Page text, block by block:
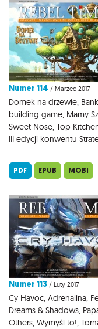
Numer 114 / Marzec 2017
Domek na drzewie,
building game, Mamy
Sweet Nose, Top
III edycji konwentu
PDF EPUB MOBI
Numer 113 / Luty 2017
Cy Havoc, Adrenalina,
Dreams & Shadows,
Others, Wymyśl to!,